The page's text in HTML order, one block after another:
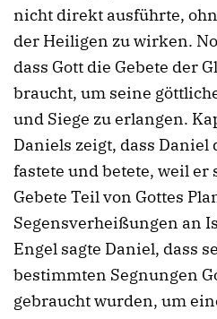
nicht direkt ausführte,
der Heiligen zu wirken.
dass Gott die Gebete der
braucht, um seine
und Siege zu erlangen.
Daniels zeigt, dass Daniel
fastete und betete, weil er
Gebete Teil von Gottes
Segensverheißungen an
Engel sagte Daniel, dass
bestimmten Segnungen
gebraucht wurden, um